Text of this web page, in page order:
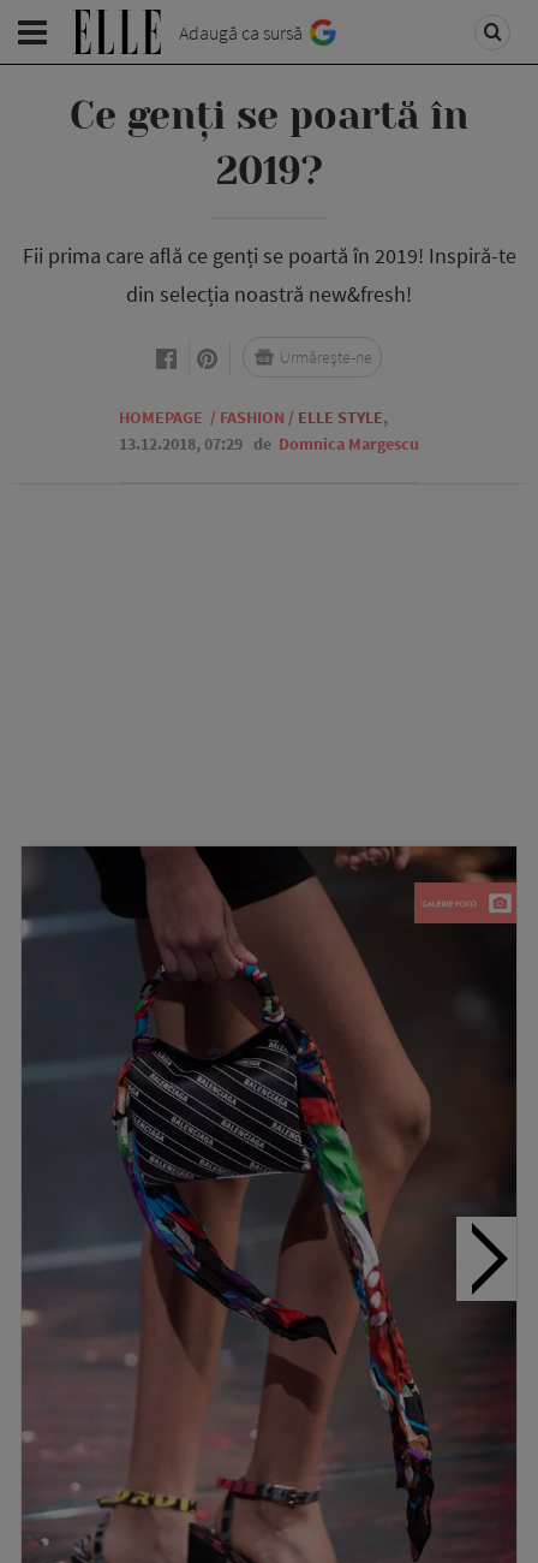
Adaugă ca sursă
Ce genți se poartă în
2019?
Fii prima care află ce genți se poartă în 2019! Inspiră-te
din selecția noastră new&fresh!
HOMEPAGE / FASHION / ELLE STYLE,
13.12.2018, 07:29 de Domnica Margescu
Urmărește-ne